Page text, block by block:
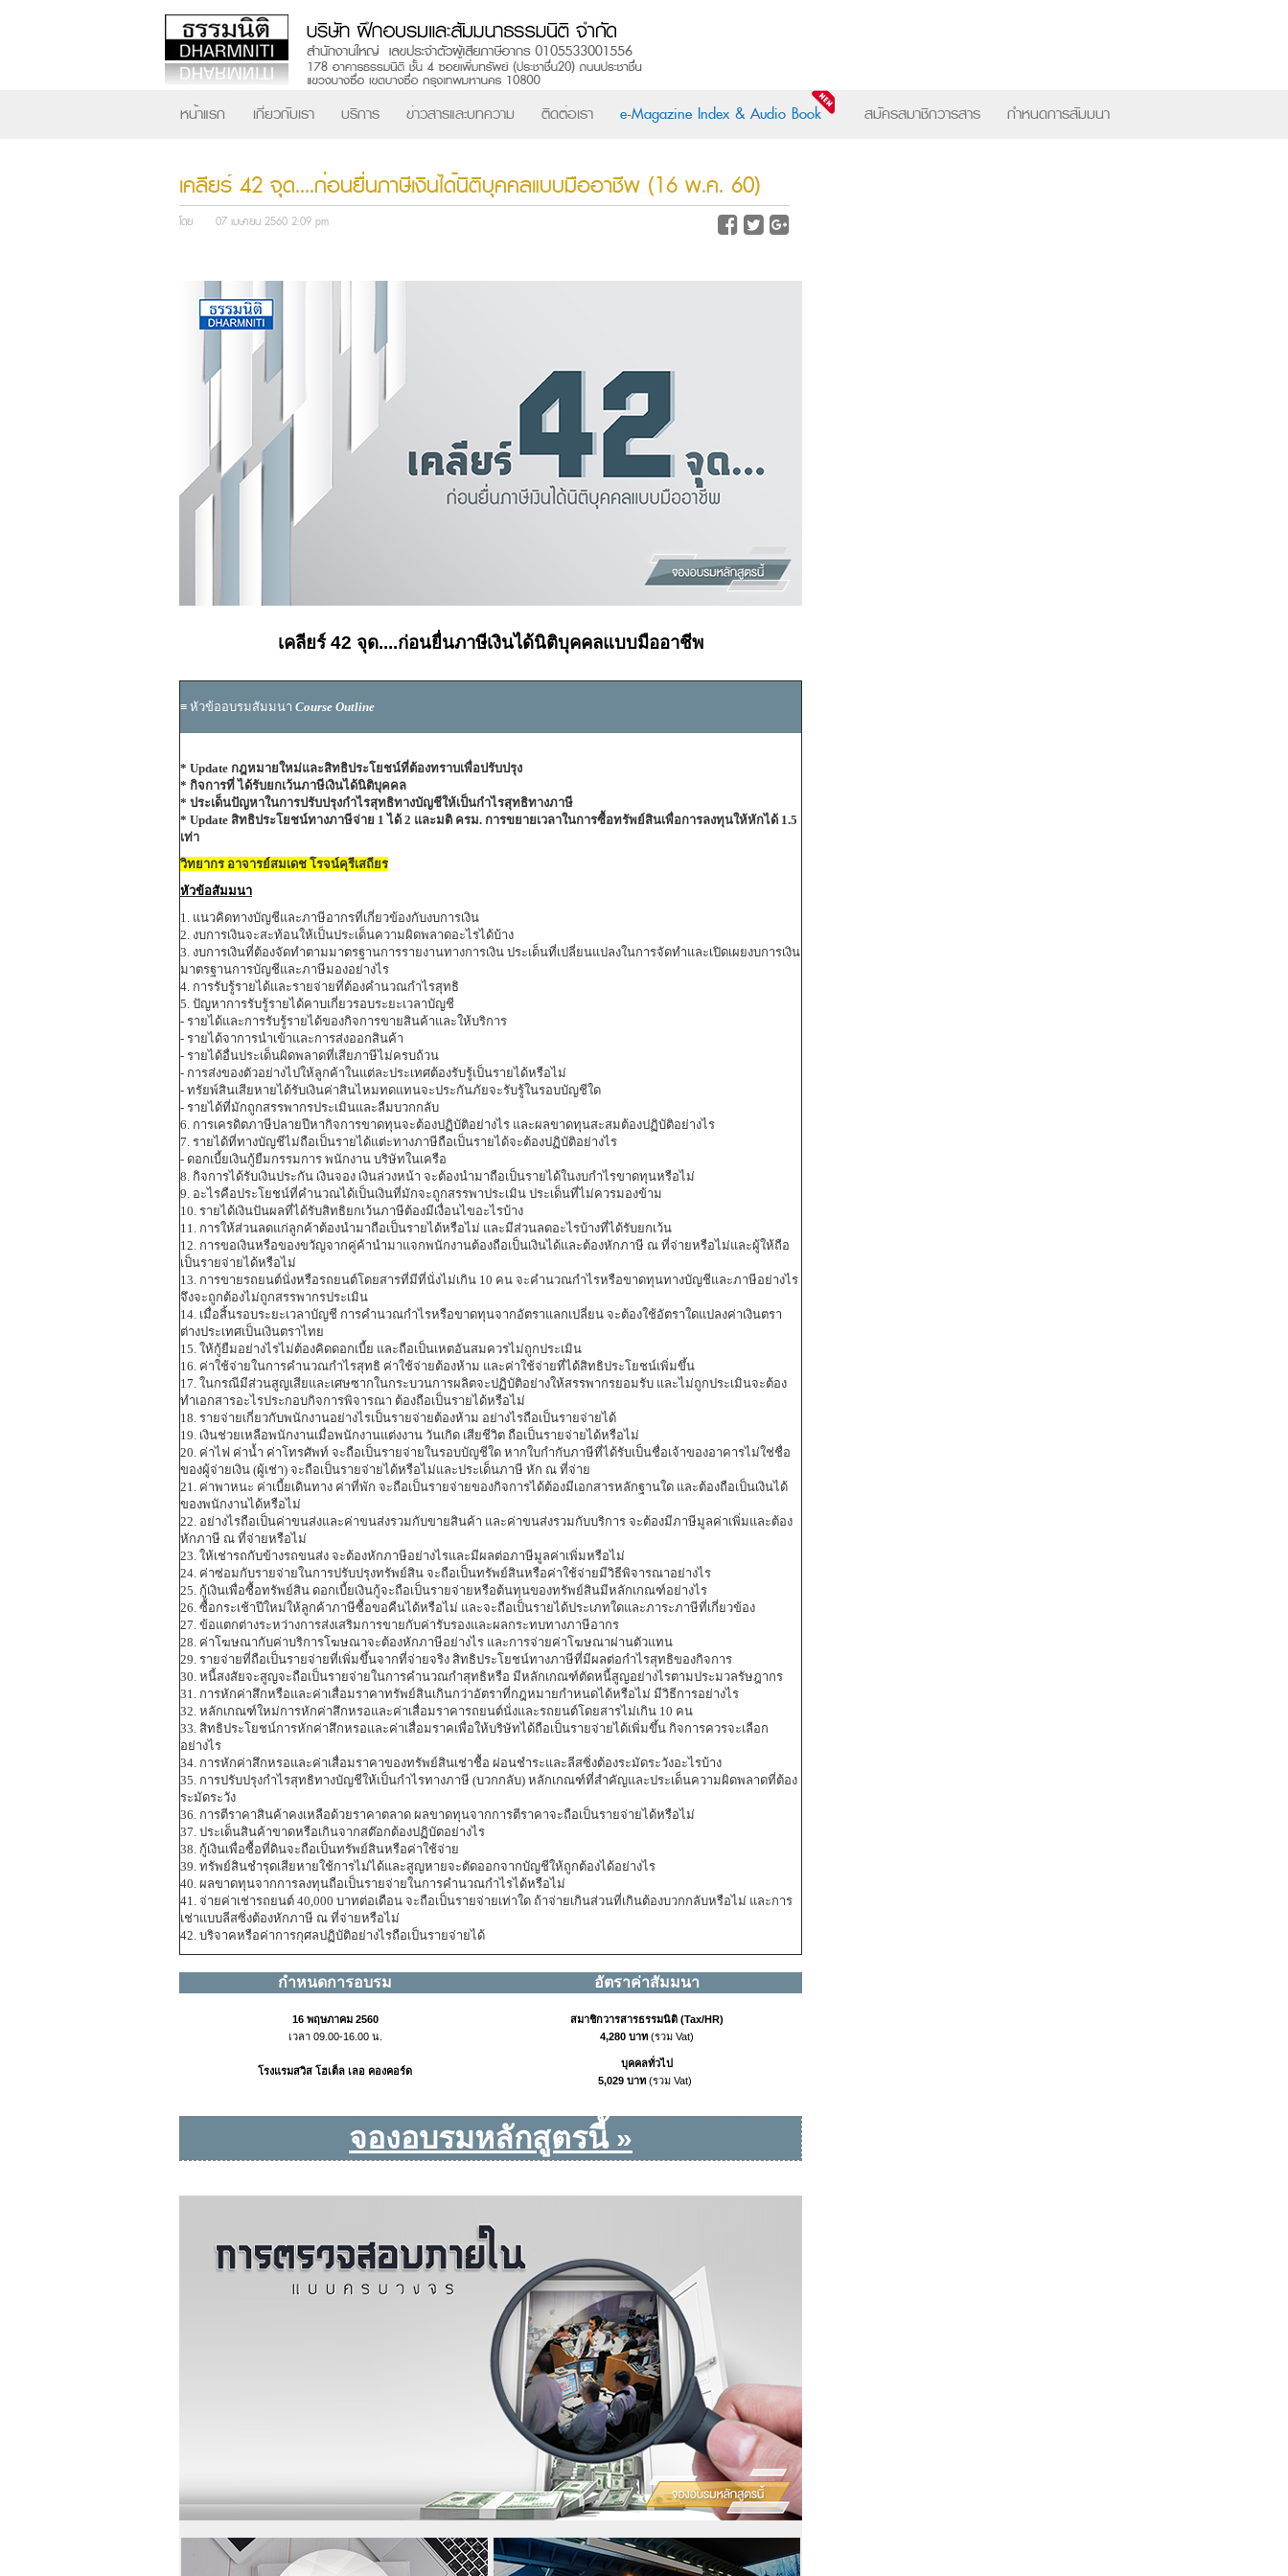
หน้าแรก เกี่ยวกับเรา บริการ ข่าวสารและบทความ ติดต่อเรา e-Magazine Index & Audio Book สมัครสมาชิกวารสาร กำหนดการสัมมนา
เคลียร์ 42 จุด....ก่อนยื่นภาษีเงินได้นิติบุคคลแบบมืออาชีพ (16 พ.ค. 60)
โดย 07 เมษายน 2560 2:09 pm
เคลียร์ 42 จุด....ก่อนยื่นภาษีเงินได้นิติบุคคลแบบมืออาชีพ
≡ หัวข้ออบรมสัมมนา Course Outline
* Update กฎหมายใหม่และสิทธิประโยชน์ที่ต้องทราบเพื่อปรับปรุง
* กิจการที่ ได้รับยกเว้นภาษีเงินได้นิติบุคคล
* ประเด็นปัญหาในการปรับปรุงกำไรสุทธิทางบัญชีให้เป็นกำไรสุทธิทางภาษี
* Update สิทธิประโยชน์ทางภาษีจ่าย 1 ได้ 2 และมติ ครม. การขยายเวลาในการซื้อทรัพย์สินเพื่อการลงทุนให้หักได้ 1.5
เท่า
วิทยากร อาจารย์สมเดช โรจน์คุรีเสถียร
หัวข้อสัมมนา
1. แนวคิดทางบัญชีและภาษีอากรที่เกี่ยวข้องกับงบการเงิน
2. งบการเงินจะสะท้อนให้เป็นประเด็นความผิดพลาดอะไรได้บ้าง
3. งบการเงินที่ต้องจัดทำตามมาตรฐานการรายงานทางการเงิน ประเด็นที่เปลี่ยนแปลงในการจัดทำและเปิดเผยงบการเงิน
มาตรฐานการบัญชีและภาษีมองอย่างไร
4. การรับรู้รายได้และรายจ่ายที่ต้องคำนวณกำไรสุทธิ
5. ปัญหาการรับรู้รายได้คาบเกี่ยวรอบระยะเวลาบัญชี
- รายได้และการรับรู้รายได้ของกิจการขายสินค้าและให้บริการ
- รายได้จาการนำเข้าและการส่งออกสินค้า
- รายได้อื่นประเด็นผิดพลาดที่เสียภาษีไม่ครบถ้วน
- การส่งของตัวอย่างไปให้ลูกค้าในแต่ละประเทศต้องรับรู้เป็นรายได้หรือไม่
- ทรัยพ์สินเสียหายได้รับเงินค่าสินไหมทดแทนจะประกันภัยจะรับรู้ในรอบบัญชีใด
- รายได้ที่มักถูกสรรพากรประเมินและลืมบวกกลับ
6. การเครดิตภาษีปลายปีหากิจการขาดทุนจะต้องปฏิบัติอย่างไร และผลขาดทุนสะสมต้องปฏิบัติอย่างไร
7. รายได้ที่ทางบัญชีไม่ถือเป็นรายได้แต่ะทางภาษีถือเป็นรายได้จะต้องปฏิบัติอย่างไร
- ดอกเบี้ยเงินกู้ยืมกรรมการ พนักงาน บริษัทในเครือ
8. กิจการได้รับเงินประกัน เงินจอง เงินล่วงหน้า จะต้องนำมาถือเป็นรายได้ในงบกำไรขาดทุนหรือไม่
9. อะไรคือประโยชน์ที่คำนวณได้เป็นเงินที่มักจะถูกสรรพาประเมิน ประเด็นที่ไม่ควรมองข้าม
10. รายได้เงินปันผลที่ได้รับสิทธิยกเว้นภาษีต้องมีเงื่อนไขอะไรบ้าง
11. การให้ส่วนลดแก่ลูกค้าต้องนำมาถือเป็นรายได้หรือไม่ และมีส่วนลดอะไรบ้างที่ได้รับยกเว้น
12. การขอเงินหรือของขวัญจากคู่ค้านำมาแจกพนักงานต้องถือเป็นเงินได้และต้องหักภาษี ณ ที่จ่ายหรือไม่และผู้ให้ถือ
เป็นรายจ่ายได้หรือไม่
13. การขายรถยนต์นั่งหรือรถยนต์โดยสารที่มีที่นั่งไม่เกิน 10 คน จะคำนวณกำไรหรือขาดทุนทางบัญชีและภาษีอย่างไร
จึงจะถูกต้องไม่ถูกสรรพากรประเมิน
14. เมื่อสิ้นรอบระยะเวลาบัญชี การคำนวณกำไรหรือขาดทุนจากอัตราแลกเปลี่ยน จะต้องใช้อัตราใดแปลงค่าเงินตรา
ต่างประเทศเป็นเงินตราไทย
15. ให้กู้ยืมอย่างไรไม่ต้องคิดดอกเบี้ย และถือเป็นเหตอันสมควรไม่ถูกประเมิน
16. ค่าใช้จ่ายในการคำนวณกำไรสุทธิ ค่าใช้จ่ายต้องห้าม และค่าใช้จ่ายที่ได้สิทธิประโยชน์เพิ่มขึ้น
17. ในกรณีมีส่วนสูญเสียและเศษซากในกระบวนการผลิตจะปฏิบัติอย่างให้สรรพากรยอมรับ และไม่ถูกประเมินจะต้อง
ทำเอกสารอะไรประกอบกิจการพิจารณา ต้องถือเป็นรายได้หรือไม่
18. รายจ่ายเกี่ยวกับพนักงานอย่างไรเป็นรายจ่ายต้องห้าม อย่างไรถือเป็นรายจ่ายได้
19. เงินช่วยเหลือพนักงานเมื่อพนักงานแต่งงาน วันเกิด เสียชีวิต ถือเป็นรายจ่ายได้หรือไม่
20. ค่าไฟ ค่าน้ำ ค่าโทรศัพท์ จะถือเป็นรายจ่ายในรอบบัญชีใด หากใบกำกับภาษีที่ได้รับเป็นชื่อเจ้าของอาคารไม่ใช่ชื่อ
ของผู้จ่ายเงิน (ผู้เช่า) จะถือเป็นรายจ่ายได้หรือไม่และประเด็นภาษี หัก ณ ที่จ่าย
21. ค่าพาหนะ ค่าเบี้ยเดินทาง ค่าที่พัก จะถือเป็นรายจ่ายของกิจการได้ต้องมีเอกสารหลักฐานใด และต้องถือเป็นเงินได้
ของพนักงานได้หรือไม่
22. อย่างไรถือเป็นค่าขนส่งและค่าขนส่งรวมกับขายสินค้า และค่าขนส่งรวมกับบริการ จะต้องมีภาษีมูลค่าเพิ่มและต้อง
หักภาษี ณ ที่จ่ายหรือไม่
23. ให้เช่ารถกับข้างรถขนส่ง จะต้องหักภาษีอย่างไรและมีผลต่อภาษีมูลค่าเพิ่มหรือไม่
24. ค่าซ่อมกับรายจ่ายในการปรับปรุงทรัพย์สิน จะถือเป็นทรัพย์สินหรือค่าใช้จ่ายมีวิธีพิจารณาอย่างไร
25. กู้เงินเพื่อซื้อทรัพย์สิน ดอกเบี้ยเงินกู้จะถือเป็นรายจ่ายหรือต้นทุนของทรัพย์สินมีหลักเกณฑ์อย่างไร
26. ซื้อกระเช้าปีใหม่ให้ลูกค้าภาษีซื้อขอคืนได้หรือไม่ และจะถือเป็นรายได้ประเภทใดและภาระภาษีที่เกี่ยวข้อง
27. ข้อแตกต่างระหว่างการส่งเสริมการขายกับค่ารับรองและผลกระทบทางภาษีอากร
28. ค่าโฆษณากับค่าบริการโฆษณาจะต้องหักภาษีอย่างไร และการจ่ายค่าโฆษณาผ่านตัวแทน
29. รายจ่ายที่ถือเป็นรายจ่ายที่เพิ่มขึ้นจากที่จ่ายจริง สิทธิประโยชน์ทางภาษีที่มีผลต่อกำไรสุทธิของกิจการ
30. หนี้สงสัยจะสูญจะถือเป็นรายจ่ายในการคำนวณกำสุทธิหรือ มีหลักเกณฑ์ตัดหนี้สูญอย่างไรตามประมวลรัษฎากร
31. การหักค่าสึกหรือและค่าเสื่อมราคาทรัพย์สินเกินกว่าอัตราที่กฎหมายกำหนดได้หรือไม่ มีวิธีการอย่างไร
32. หลักเกณฑ์ใหม่การหักค่าสึกหรอและค่าเสื่อมราคารถยนต์นั่งและรถยนต์โดยสารไม่เกิน 10 คน
33. สิทธิประโยชน์การหักค่าสึกหรอและค่าเสื่อมราคเพื่อให้บริษัทได้ถือเป็นรายจ่ายได้เพิ่มขึ้น กิจการควรจะเลือก
อย่างไร
34. การหักค่าสึกหรอและค่าเสื่อมราคาของทรัพย์สินเช่าชื้อ ผ่อนชำระและลีสซิ่งต้องระมัดระวังอะไรบ้าง
35. การปรับปรุงกำไรสุทธิทางบัญชีให้เป็นกำไรทางภาษี (บวกกลับ) หลักเกณฑ์ที่สำคัญและประเด็นความผิดพลาดที่ต้อง
ระมัดระวัง
36. การตีราคาสินค้าคงเหลือด้วยราคาตลาด ผลขาดทุนจากการตีราคาจะถือเป็นรายจ่ายได้หรือไม่
37. ประเด็นสินค้าขาดหรือเกินจากสต๊อกต้องปฏิบัตอย่างไร
38. กู้เงินเพื่อซื้อที่ดินจะถือเป็นทรัพย์สินหรือค่าใช้จ่าย
39. ทรัพย์สินชำรุดเสียหายใช้การไม่ได้และสูญหายจะตัดออกจากบัญชีให้ถูกต้องได้อย่างไร
40. ผลขาดทุนจากการลงทุนถือเป็นรายจ่ายในการคำนวณกำไรได้หรือไม่
41. จ่ายค่าเช่ารถยนต์ 40,000 บาทต่อเดือน จะถือเป็นรายจ่ายเท่าใด ถ้าจ่ายเกินส่วนที่เกินต้องบวกกลับหรือไม่ และการ
เช่าแบบลีสซิ่งต้องหักภาษี ณ ที่จ่ายหรือไม่
42. บริจาคหรือค่าการกุศลปฏิบัติอย่างไรถือเป็นรายจ่ายได้
กำหนดการอบรม
16 พฤษภาคม 2560
เวลา 09.00-16.00 น.
โรงแรมสวิส โฮเต็ล เลอ คองคอร์ด
อัตราค่าสัมมนา
สมาชิกวารสารธรรมนิติ (Tax/HR)
4,280 บาท (รวม Vat)
บุคคลทั่วไป
5,029 บาท (รวม Vat)
จองอบรมหลักสูตรนี้ »